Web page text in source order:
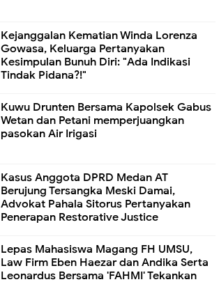
Kejanggalan Kematian Winda Lorenza
Gowasa, Keluarga Pertanyakan
Kesimpulan Bunuh Diri: "Ada Indikasi
Tindak Pidana?!"
Kuwu Drunten Bersama Kapolsek Gabus
Wetan dan Petani memperjuangkan
pasokan Air Irigasi
Kasus Anggota DPRD Medan AT
Berujung Tersangka Meski Damai,
Advokat Pahala Sitorus Pertanyakan
Penerapan Restorative Justice
Lepas Mahasiswa Magang FH UMSU,
Law Firm Eben Haezar dan Andika Serta
Leonardus Bersama 'FAHMI' Tekankan